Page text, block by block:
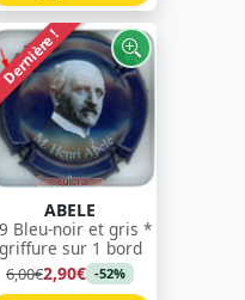
Dernière !
ABELE
Bleu-noir et gris *
griffure sur 1 bord
6,00€2,90€ -52%